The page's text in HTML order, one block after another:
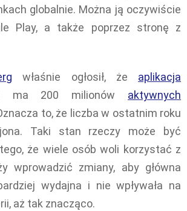
globalnie. Można ją oczywiście
Play, a także poprzez stronę z
właśnie ogłosił, że aplikacja
ma 200 milionów aktywnych
to, że liczba w ostatnim roku
Taki stan rzeczy może być
że wiele osób woli korzystać z
wprowadzić zmiany, aby główna
wydajna i nie wpływała na
aż tak znacząco.